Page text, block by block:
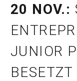
20 NOV.:
JUNIOR
BESETZT